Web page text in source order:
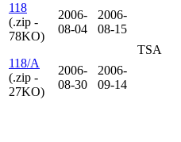
118
(.zip -
78KO)
118/A
(.zip -
27KO)
2006-
08-04
2006-
08-30
2006-
08-15
2006-
09-14
TSA